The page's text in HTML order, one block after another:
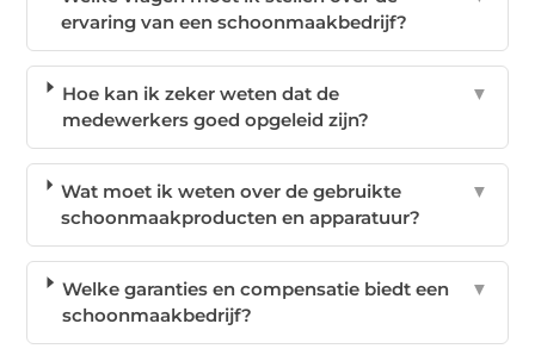
ervaring van een schoonmaakbedrijf?
Hoe kan ik zeker weten dat de
medewerkers goed opgeleid zijn?
▼
Wat moet ik weten over de gebruikte
schoonmaakproducten en apparatuur?
▼
Welke garanties en compensatie biedt een
schoonmaakbedrijf?
▼